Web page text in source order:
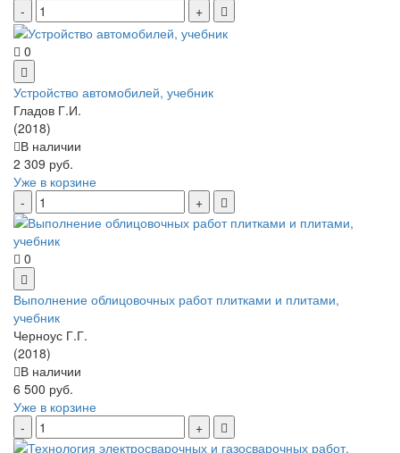
0
Устройство автомобилей, учебник
Гладов Г.И.
(2018)
В наличии
2 309 руб.
Уже в корзине
0
Выполнение облицовочных работ плитками и плитами,
учебник
Черноус Г.Г.
(2018)
В наличии
6 500 руб.
Уже в корзине